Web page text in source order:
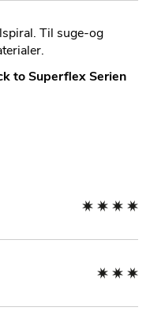
Til suge-og
to Superflex Serien